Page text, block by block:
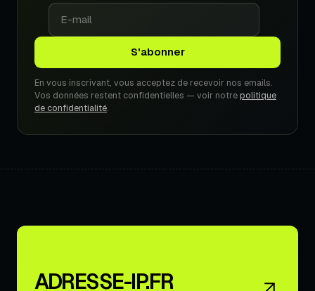
En vous inscrivant, vous acceptez de recevoir nos emails.
Vos données restent confidentielles — voir notrepolitique
de confidentialité.
ADRESSE-IP.FR